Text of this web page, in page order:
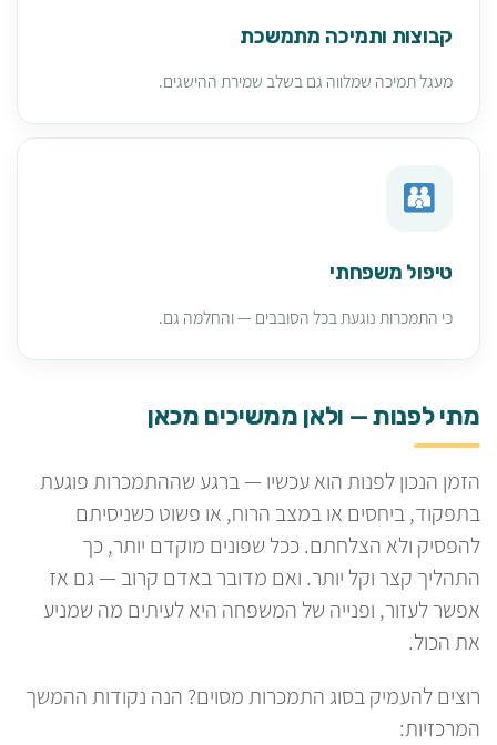
קבוצות ותמיכה מתמשכת
מעגל תמיכה שמלווה גם בשלב שמירת ההישגים.
טיפול משפחתי
כי התמכרות נוגעת בכל הסובבים — והחלמה גם.
מתי לפנות — ולאן ממשיכים מכאן
הזמן הנכון לפנות הוא עכשיו — ברגע שההתמכרות פוגעת
בתפקוד, ביחסים או במצב הרוח, או פשוט כשניסיתם
להפסיק ולא הצלחתם. ככל שפונים מוקדם יותר, כך
התהליך קצר וקל יותר. ואם מדובר באדם קרוב — גם אז
אפשר לעזור, ופנייה של המשפחה היא לעיתים מה שמניע
את הכול.
רוצים להעמיק בסוג התמכרות מסוים? הנה נקודות ההמשך
המרכזיות: